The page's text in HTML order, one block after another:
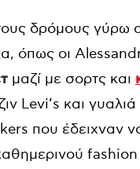
δρόμους γύρω
όπως οι
μαζί με σορτς και
Levi’s και
που έδειχναν